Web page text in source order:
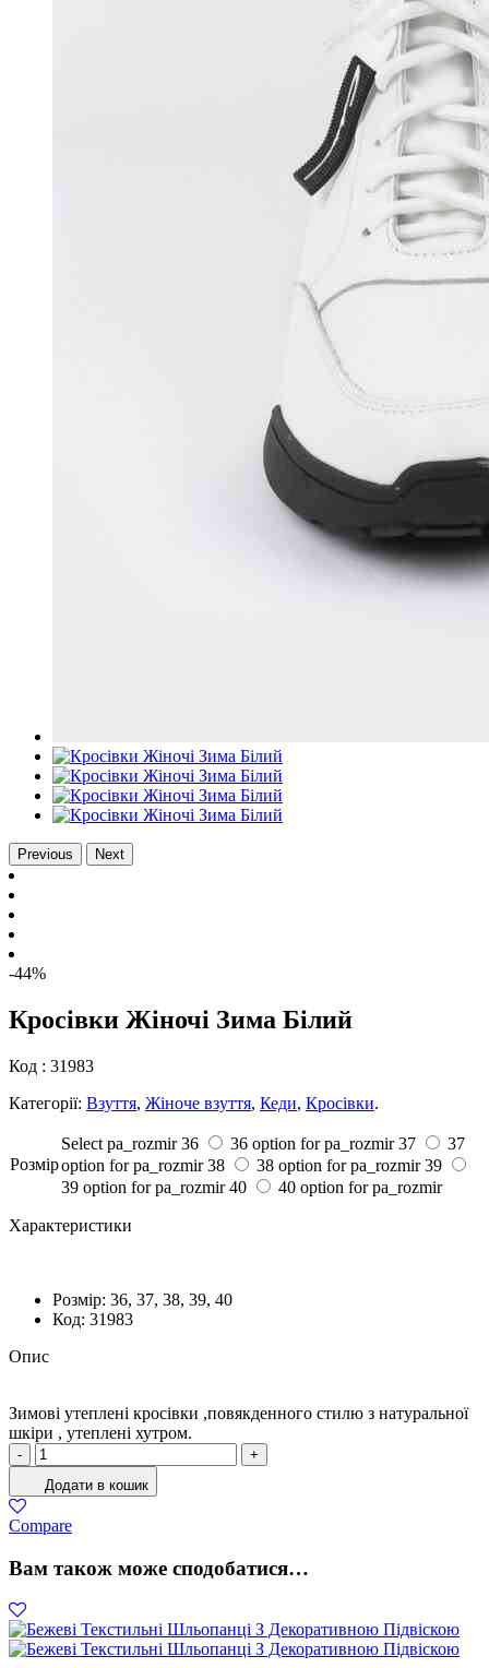
Previous Next
-44%
Кросівки Жіночі Зима Білий
Код : 31983
Категорії: Взуття, Жіноче взуття, Кеди, Кросівки.
Розмiр
Select pa_rozmir 36 36 option for pa_rozmir 37
37
option for pa_rozmir 38 38 option for pa_rozmir 39
39 option for pa_rozmir 40 40 option for pa_rozmir
Характеристики
Розмiр: 36, 37, 38, 39, 40
Код: 31983
Опис
Зимові утеплені кросівки ,повякденного стилю з натуральної
шкіри , утеплені хутром.
Кросівки
Жіночі
Зима
Білий
кількість
-
+
Додати в кошик
Compare
Вам також може сподобатися…